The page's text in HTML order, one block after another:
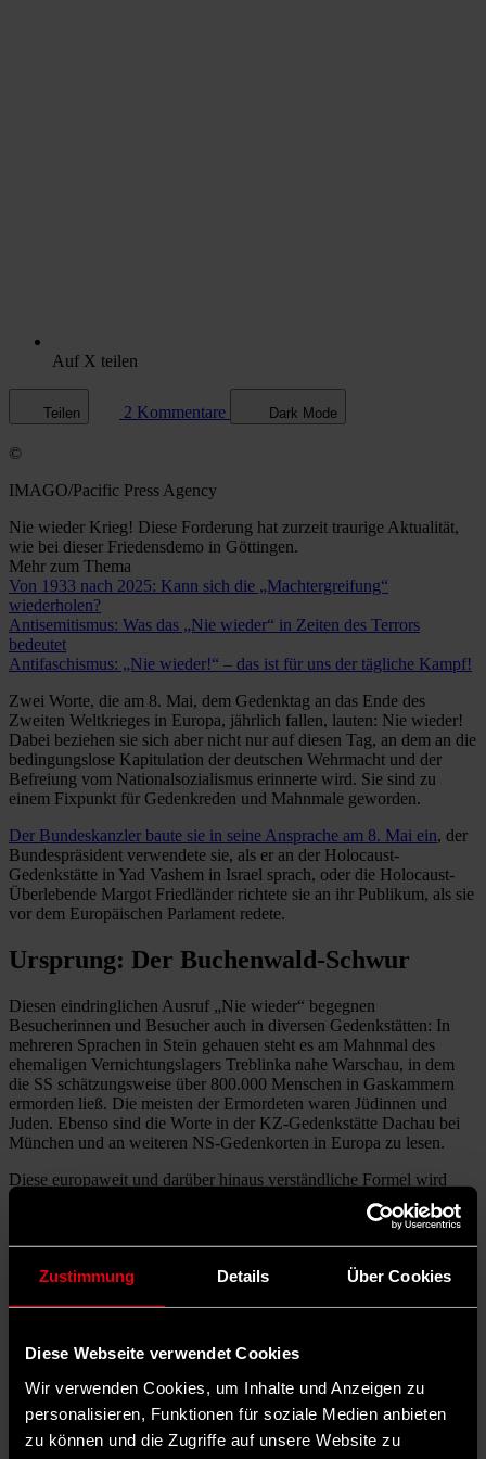
Zustimmung Details Über Cookies
Diese Webseite verwendet Cookies
Wir verwenden Cookies, um Inhalte und Anzeigen zu
personalisieren, Funktionen für soziale Medien anbieten
zu können und die Zugriffe auf unsere Website zu
Auf X teilen
Teilen 2 Kommentare Dark Mode
©
IMAGO/Pacific Press Agency
Nie wieder Krieg! Diese Forderung hat zurzeit traurige Aktualität,
wie bei dieser Friedensdemo in Göttingen.
Mehr zum Thema
Von 1933 nach 2025: Kann sich die „Machtergreifung“
wiederholen?
Antisemitismus: Was das „Nie wieder“ in Zeiten des Terrors
bedeutet
Antifaschismus: „Nie wieder!“ – das ist für uns der tägliche Kampf!
Zwei Worte, die am 8. Mai, dem Gedenktag an das Ende des
Zweiten Weltkrieges in Europa, jährlich fallen, lauten: Nie wieder!
Dabei beziehen sie sich aber nicht nur auf diesen Tag, an dem an die
bedingungslose Kapitulation der deutschen Wehrmacht und der
Befreiung vom Nationalsozialismus erinnerte wird. Sie sind zu
einem Fixpunkt für Gedenkreden und Mahnmale geworden.
Der Bundeskanzler baute sie in seine Ansprache am 8. Mai ein, der
Bundespräsident verwendete sie, als er an der Holocaust-
Gedenkstätte in Yad Vashem in Israel sprach, oder die Holocaust-
Überlebende Margot Friedländer richtete sie an ihr Publikum, als sie
vor dem Europäischen Parlament redete.
Ursprung: Der Buchenwald-Schwur
Diesen eindringlichen Ausruf „Nie wieder“ begegnen
Besucherinnen und Besucher auch in diversen Gedenkstätten: In
mehreren Sprachen in Stein gehauen steht es am Mahnmal des
ehemaligen Vernichtungslagers Treblinka nahe Warschau, in dem
die SS schätzungsweise über 800.000 Menschen in Gaskammern
ermorden ließ. Die meisten der Ermordeten waren Jüdinnen und
Juden. Ebenso sind die Worte in der KZ-Gedenkstätte Dachau bei
München und an weiteren NS-Gedenkorten in Europa zu lesen.
Diese europaweit und darüber hinaus verständliche Formel wird
meist auf den sogenannten Buchenwald-Schwur zurückgeführt: Am
19. April 1945, also nur wenige Tage nach der Befreiung des
Lagers Überlebende. Sie hielten die erste Trauerfeier für die Toten
ehemaligen Buchenwald-Häftlings Heinz Brandt haben die
wieder“ skandiert.
Nie wieder Faschismus. Nie wieder Krieg.